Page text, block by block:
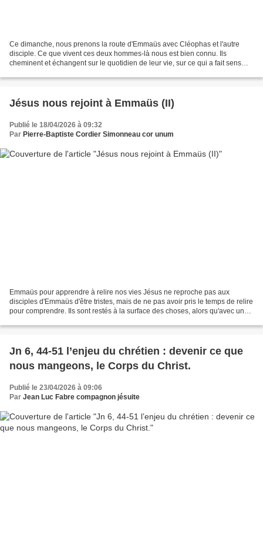
Ce dimanche, nous prenons la route d'Emmaüs avec Cléophas et l'autre
disciple. Ce que vivent ces deux hommes-là nous est bien connu. Ils
cheminent et échangent sur le quotidien de leur vie, sur ce qui a fait sens
Jésus nous rejoint à Emmaüs (II)
Publié le 18/04/2026 à 09:32
Par Pierre-Baptiste Cordier Simonneau cor unum
Emmaüs pour apprendre à relire nos vies Jésus ne reproche pas aux
disciples d'Emmaüs d'être tristes, mais de ne pas avoir pris le temps de relire
pour comprendre. Ils sont restés à la surface des choses, alors qu'avec un
Jn 6, 44-51 l’enjeu du chrétien : devenir ce que
nous mangeons, le Corps du Christ.
Publié le 23/04/2026 à 09:06
Par Jean Luc Fabre compagnon jésuite